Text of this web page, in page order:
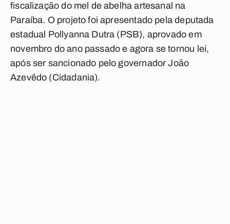
fiscalização do mel de abelha artesanal na
Paraíba. O projeto foi apresentado pela deputada
estadual Pollyanna Dutra (PSB), aprovado em
novembro do ano passado e agora se tornou lei,
após ser sancionado pelo governador João
Azevêdo (Cidadania).